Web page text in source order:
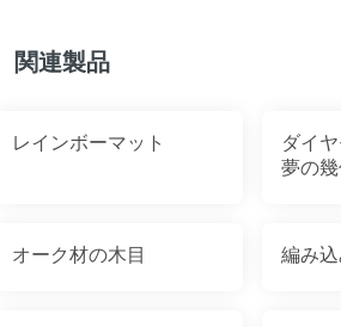
関連製品
レインボーマット
ダイ
夢の
オーク材の木目 編み